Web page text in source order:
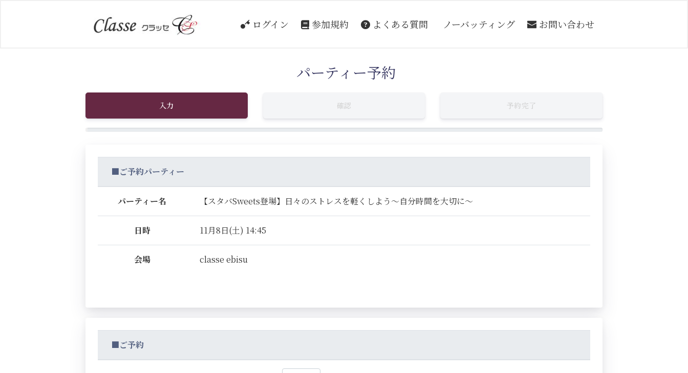
ログイン 参加規約 よくある質問 ノーバッティング お問い合わせ
パーティー予約
入力 確認 予約完了
■ご予約パーティー
パーティー名 【スタバSweets登場】日々のストレスを軽くしよう～自分時間を大切に～
日時 11月8日(土) 14:45
会場 classe ebisu
■ご予約